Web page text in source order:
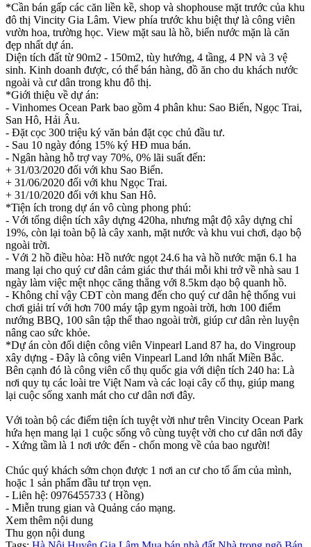
*Cần bán gấp các căn liền kề, shop và shophouse mặt trước của khu
đô thị Vincity Gia Lâm. View phía trước khu biệt thự là công viên
vườn hoa, trường học. View mặt sau là hồ, biển nước mặn là căn
đẹp nhất dự án.
Diện tích đất từ 90m2 - 150m2, tùy hướng, 4 tầng, 4 PN và 3 vệ
sinh. Kinh doanh được, có thể bán hàng, đồ ăn cho du khách nước
ngoài và cư dân trong khu đô thị.
*Giới thiệu về dự án:
- Vinhomes Ocean Park bao gồm 4 phân khu: Sao Biển, Ngọc Trai,
San Hô, Hải Âu.
- Đặt cọc 300 triệu ký văn bản đặt cọc chủ đầu tư.
- Sau 10 ngày đóng 15% ký HĐ mua bán.
- Ngân hàng hỗ trợ vay 70%, 0% lãi suất đến:
+ 31/03/2020 đối với khu Sao Biển.
+ 31/06/2020 đối với khu Ngọc Trai.
+ 31/10/2020 đối với khu San Hô.
*Tiện ích trong dự án vô cùng phong phú:
- Với tổng diện tích xây dựng 420ha, nhưng mật độ xây dựng chỉ
19%, còn lại toàn bộ là cây xanh, mặt nước và khu vui chơi, dạo bộ
ngoài trời.
- Với 2 hồ điều hòa: Hồ nước ngọt 24.6 ha và hồ nước mặn 6.1 ha
mang lại cho quý cư dân cảm giác thư thái mỗi khi trở về nhà sau 1
ngày làm việc mệt nhọc căng thẳng với 8.5km dạo bộ quanh hồ.
- Không chỉ vậy CĐT còn mang đến cho quý cư dân hệ thống vui
chơi giải trí với hơn 700 máy tập gym ngoài trời, hơn 100 điểm
nướng BBQ, 100 sân tập thể thao ngoài trời, giúp cư dân rèn luyện
nâng cao sức khỏe.
*Dự án còn đối diện công viên Vinpearl Land 87 ha, do Vingroup
xây dựng - Đây là công viên Vinpearl Land lớn nhất Miền Bắc.
Bên cạnh đó là công viên cổ thụ quốc gia với diện tích 240 ha: Là
nơi quy tụ các loài tre Việt Nam và các loại cây cổ thụ, giúp mang
lại cuộc sống xanh mát cho cư dân nơi đây.
Với toàn bộ các điểm tiện ích tuyệt vời như trên Vincity Ocean Park
hứa hẹn mang lại 1 cuộc sống vô cùng tuyệt vời cho cư dân nơi đây
- Xứng tầm là 1 nơi ước đến - chốn mong về của bao người!
Chúc quý khách sớm chọn được 1 nơi an cư cho tổ ấm của mình,
hoặc 1 sản phẩm đầu tư trọn vẹn.
- Liên hệ: 0976455733 ( Hồng)
- Miễn trung gian và Quảng cáo mạng.
Xem thêm nội dung
Thu gọn nội dung